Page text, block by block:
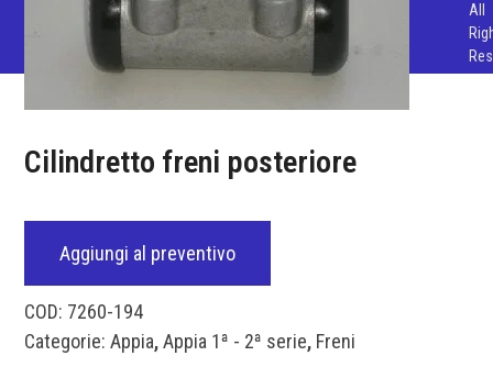
Cilindretto freni posteriore
Aggiungi al preventivo
COD: 7260-194
Categorie: Appia,Appia 1ª - 2ª serie, Freni
All